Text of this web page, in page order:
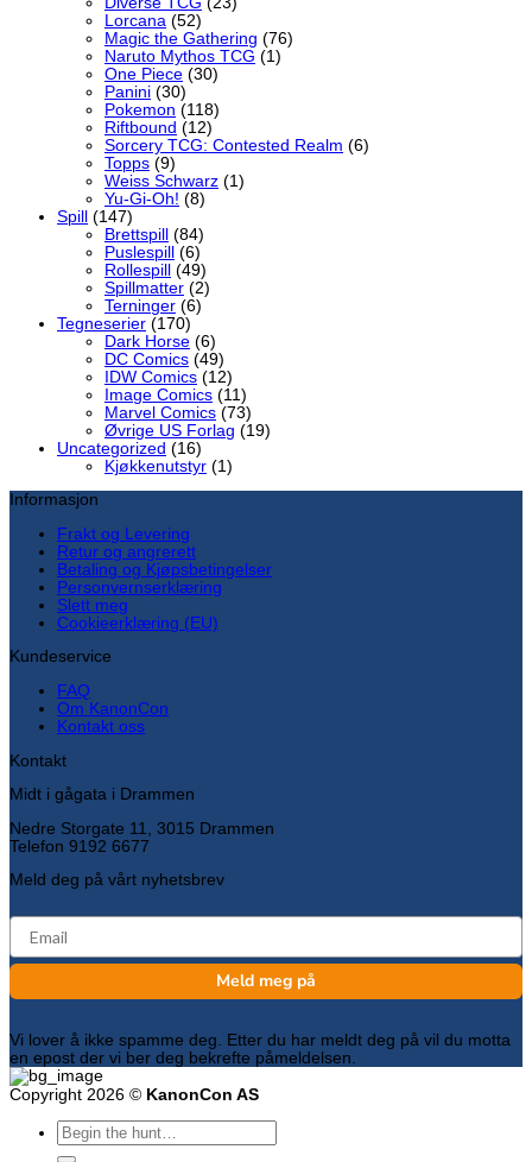
Lorcana (52)
Magic the Gathering (76)
Naruto Mythos TCG (1)
One Piece (30)
Panini (30)
Pokemon (118)
Riftbound (12)
Sorcery TCG: Contested Realm (6)
Topps (9)
Weiss Schwarz (1)
Yu-Gi-Oh! (8)
Spill (147)
Brettspill (84)
Puslespill (6)
Rollespill (49)
Spillmatter (2)
Terninger (6)
Tegneserier (170)
Dark Horse (6)
DC Comics (49)
IDW Comics (12)
Image Comics (11)
Marvel Comics (73)
Øvrige US Forlag (19)
Uncategorized (16)
Kjøkkenutstyr (1)
Informasjon
Frakt og Levering
Retur og angrerett
Betaling og Kjøpsbetingelser
Personvernserklæring
Slett meg
Cookieerklæring (EU)
Kundeservice
FAQ
Om KanonCon
Kontakt oss
Kontakt
Midt i gågata i Drammen
Nedre Storgate 11, 3015 Drammen
Telefon 9192 6677
Meld deg på vårt nyhetsbrev
email
Meld meg på
Vi lover å ikke spamme deg. Etter du har meldt deg på vil du motta
en epost der vi ber deg bekrefte påmeldelsen.
Copyright 2026 © KanonCon AS
Søk
etter: